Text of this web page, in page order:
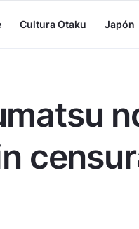
Cultura Otaku Japón